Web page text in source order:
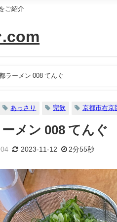
ご紹介
.com
ラーメン 008 てんぐ
あっさり 完飲 京都市右京
メン 008 てんぐ
2023-11-12 2分55秒